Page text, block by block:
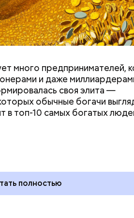
отмечают в России и мире 5
августа
много предпринимателей,
и даже
своя элита —
обычные богачи
в топ-10 самых богатых
полностью